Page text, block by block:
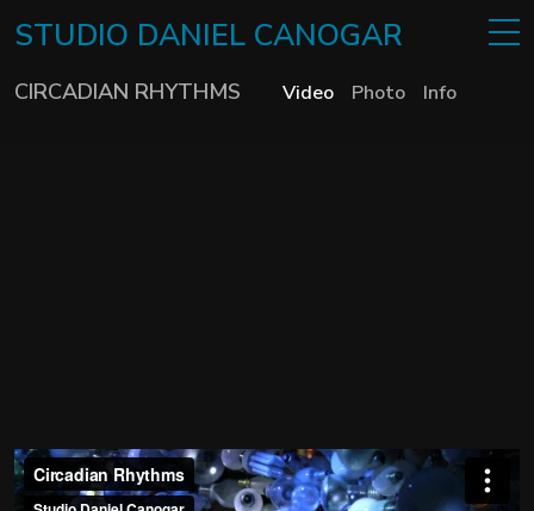
STUDIO DANIEL CANOGAR
CIRCADIAN RHYTHMS Video Photo Info